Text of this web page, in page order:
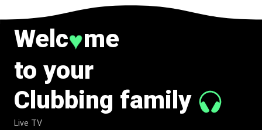
CHARGÉ
Welc♥me
to your
Clubbing family
Live TV